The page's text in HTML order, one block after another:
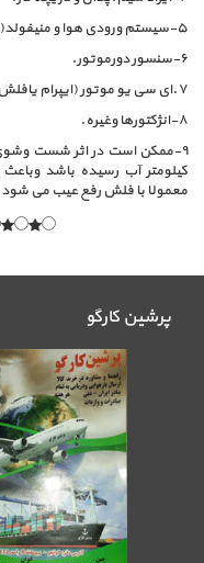
۵-سیستم ورودی هوا و منیفولد(نشتی هوا از هوزینگ دریچه گاز).
۶-سنسور دورموتور.
۷.ای سی یو موتور (ایپرام یافلش برنامه ریزی شود.)
۸-انژکتورها وغیره.
۹-ممکن است در اثر شست وشوی
کیلومتر آب رسیده باشد
معمولا با فلش رفع عیب می
پرشین کارگو